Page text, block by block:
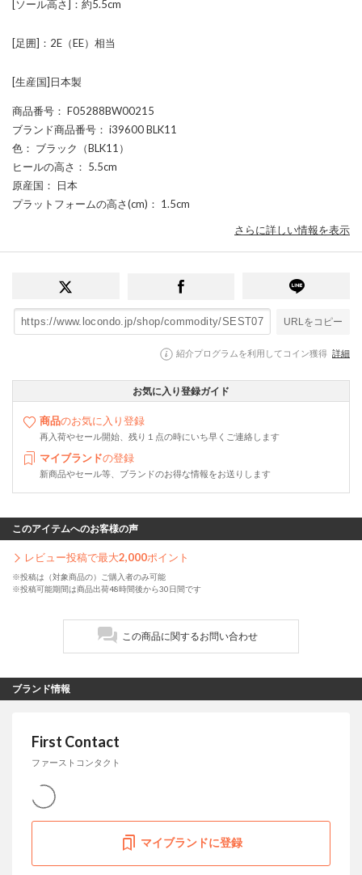
[ソール高さ]：約5.5cm
[足囲]：2E（EE）相当
[生産国]日本製
商品番号 ： F05288BW00215
ブランド商品番号 ： i39600 BLK11
色 ： ブラック（BLK11）
ヒールの高さ ： 5.5cm
原産国 ： 日本
プラットフォームの高さ(cm) ： 1.5cm
さらに詳しい情報を表示
URLをコピー
紹介プログラムを利用してコイン獲得 詳細
お気に入り登録ガイド
商品のお気に入り登録
再入荷やセール開始、残り１点の時にいち早くご連絡します
マイブランドの登録
新商品やセール等、ブランドのお得な情報をお送りします
このアイテムへのお客様の声
レビュー投稿で最大2,000ポイント
※投稿は（対象商品の）ご購入者のみ可能
※投稿可能期間は商品出荷48時間後から30日間です
この商品に関するお問い合わせ
ブランド情報
First Contact
ファーストコンタクト
マイブランドに登録